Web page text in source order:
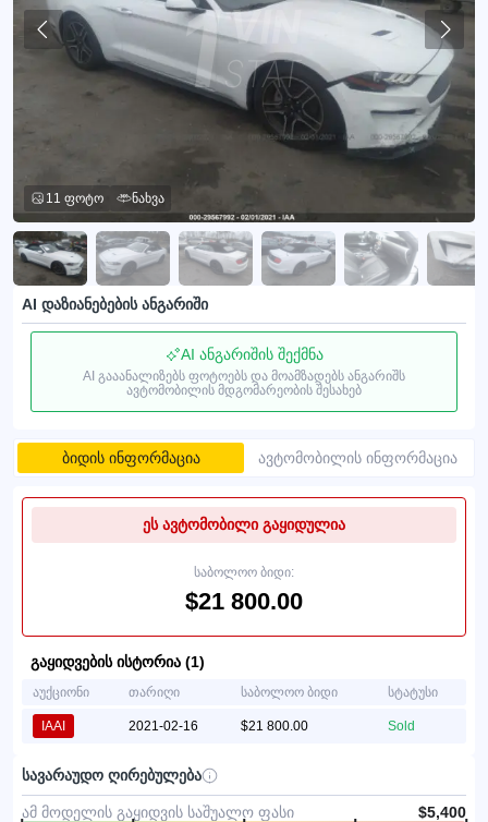
11 ფოტო ნახვა
AI დაზიანებების ანგარიში
AI ანგარიშის შექმნა
AI გააანალიზებს ფოტოებს და მოამზადებს ანგარიშს
ავტომობილის მდგომარეობის შესახებ
ბიდის ინფორმაცია ავტომობილის ინფორმაცია
ეს ავტომობილი გაყიდულია
საბოლოო ბიდი:
$21 800.00
გაყიდვების ისტორია (1)
აუქციონი თარიღი საბოლოო ბიდი სტატუსი
IAAI 2021-02-16 $21 800.00 Sold
სავარაუდო ღირებულება
ამ მოდელის გაყიდვის საშუალო ფასი $5,400